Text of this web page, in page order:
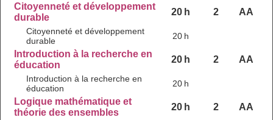
Citoyenneté et développement
durable
20 h 2 AA
Citoyenneté et développement
durable
20 h
Introduction à la recherche en
éducation
20 h 2 AA
Introduction à la recherche en
éducation
20 h
Logique mathématique et
théorie des ensembles
20 h 2 AA